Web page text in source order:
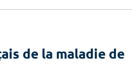
de la maladie de